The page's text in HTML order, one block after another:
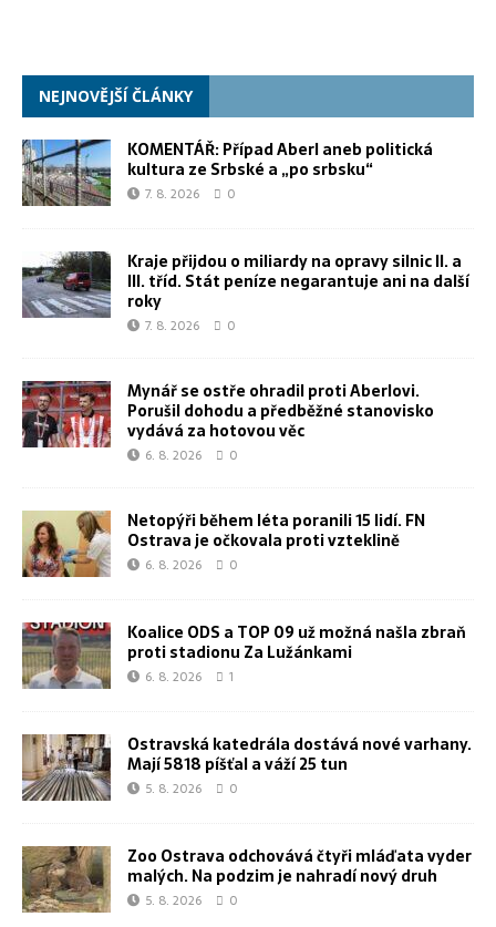
NEJNOVĚJŠÍ ČLÁNKY
KOMENTÁŘ: Případ Aberl aneb politická
kultura ze Srbské a „po srbsku“
7. 8. 2026 0
Kraje přijdou o miliardy na opravy silnic II. a
III. tříd. Stát peníze negarantuje ani na další
roky
7. 8. 2026 0
Mynář se ostře ohradil proti Aberlovi.
Porušil dohodu a předběžné stanovisko
vydává za hotovou věc
6. 8. 2026 0
Netopýři během léta poranili 15 lidí. FN
Ostrava je očkovala proti vzteklině
6. 8. 2026 0
Koalice ODS a TOP 09 už možná našla zbraň
proti stadionu Za Lužánkami
6. 8. 2026 1
Ostravská katedrála dostává nové varhany.
Mají 5818 píšťal a váží 25 tun
5. 8. 2026 0
Zoo Ostrava odchovává čtyři mláďata vyder
malých. Na podzim je nahradí nový druh
5. 8. 2026 0